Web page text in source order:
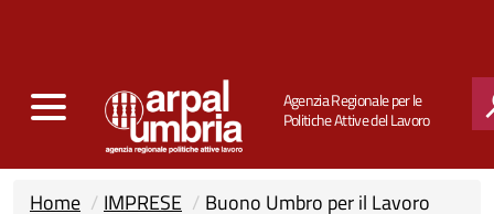
Agenzia Regionale per le
Politiche Attive del Lavoro
Home IMPRESE Buono Umbro per il Lavoro